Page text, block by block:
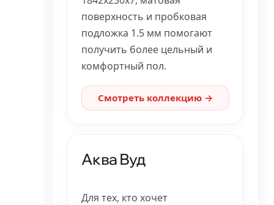
поверхность и пробковая
подложка 1.5 мм помогают
получить более цельный и
комфортный пол.
Смотреть коллекцию →
Аква Вуд
Для тех, кто хочет